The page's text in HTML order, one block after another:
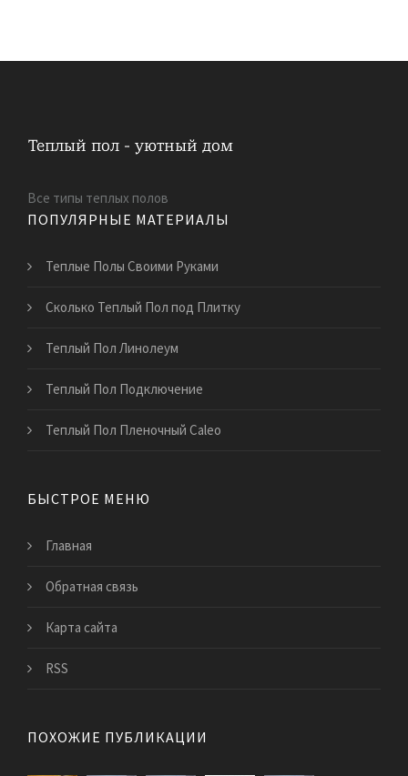
Все типы теплых полов
ПОПУЛЯРНЫЕ МАТЕРИАЛЫ
Теплые Полы Своими Руками
Сколько Теплый Пол под Плитку
Теплый Пол Линолеум
Теплый Пол Подключение
Теплый Пол Пленочный Caleo
БЫСТРОЕ МЕНЮ
Главная
Обратная связь
Карта сайта
RSS
ПОХОЖИЕ ПУБЛИКАЦИИ